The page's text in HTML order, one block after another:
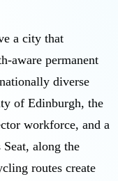
a city that
aware permanent
diverse
of Edinburgh, the
workforce, and a
along the
routes create